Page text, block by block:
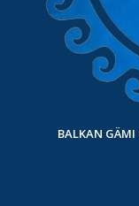
BALKAN GÄMI